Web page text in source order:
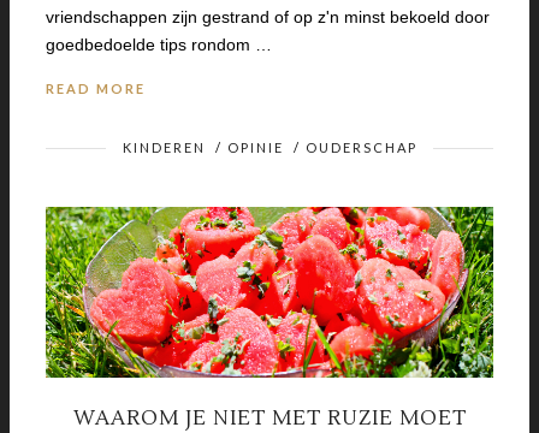
vriendschappen zijn gestrand of op z'n minst bekoeld door
goedbedoelde tips rondom …
READ MORE
KINDEREN / OPINIE / OUDERSCHAP
WAAROM JE NIET MET RUZIE MOET